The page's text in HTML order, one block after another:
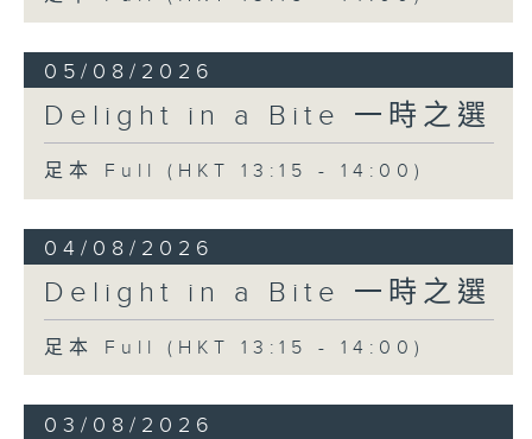
05/08/2026
Delight in a Bite 一時之選
足本 Full (HKT 13:15 - 14:00)
04/08/2026
Delight in a Bite 一時之選
足本 Full (HKT 13:15 - 14:00)
03/08/2026